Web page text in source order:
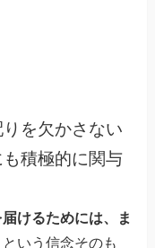
を欠かさない
積極的に関与
けるためには、ま
という信念そのも